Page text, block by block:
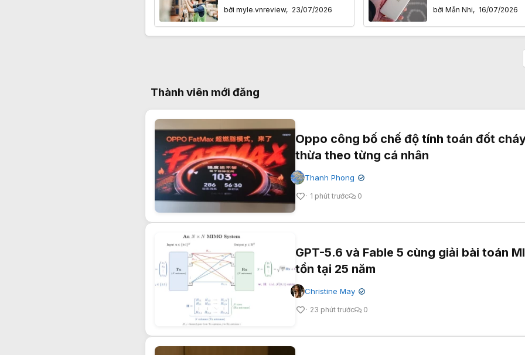
đối tác toàn cầu
PartnerConnect
bởi myle.vnreview, 23/07/2026
hãng điện thoại này
bởi Mẫn Nhi, 16/07/2026
Thành viên mới đăng
Oppo công bố chế độ tính toán đốt
thừa theo từng cá nhân
Thanh Phong ✔
1 phút trước 0
GPT-5.6 và Fable 5 cùng giải bài toán
tồn tại 25 năm
Christine May ✔
23 phút trước 0